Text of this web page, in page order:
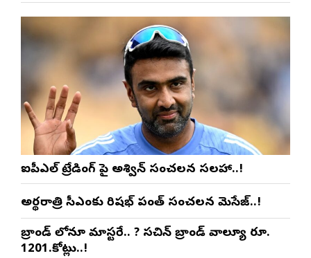
ఐపీఎల్ ట్రేడింగ్ పై అశ్విన్ సంచలన సలహా..!
అర్థరాత్రి సీఎంకు రిషభ్ పంత్ సంచలన మెసేజ్..!
బ్రాండ్ లోనూ మాస్టరే.. ? సచిన్ బ్రాండ్ వాల్యూ రూ.
1201.కోట్లు..!